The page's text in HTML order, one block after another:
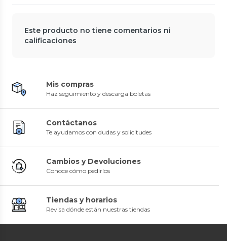
Este producto no tiene comentarios ni
calificaciones
Mis compras
Haz seguimiento y descarga boletas
Contáctanos
Te ayudamos con dudas y solicitudes
Cambios y Devoluciones
Conoce cómo pedirlos
Tiendas y horarios
Revisa dónde están nuestras tiendas